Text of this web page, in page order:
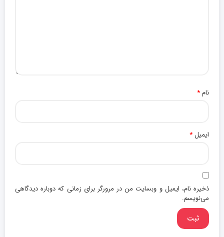
نام*
ایمیل*
ذخیره نام، ایمیل و وبسایت من در مرورگر برای زمانی که دوباره دیدگاهی
می‌نویسم.